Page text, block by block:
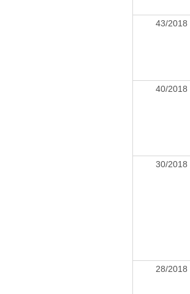
43/2018
40/2018
30/2018
28/2018